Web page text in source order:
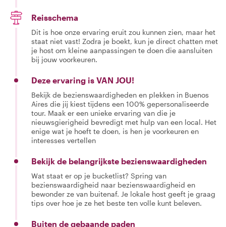
Reisschema
Dit is hoe onze ervaring eruit zou kunnen zien, maar het
staat niet vast! Zodra je boekt, kun je direct chatten met
je host om kleine aanpassingen te doen die aansluiten
bij jouw voorkeuren.
Deze ervaring is VAN JOU!
Bekijk de bezienswaardigheden en plekken in Buenos
Aires die jij kiest tijdens een 100% gepersonaliseerde
tour. Maak er een unieke ervaring van die je
nieuwsgierigheid bevredigt met hulp van een local. Het
enige wat je hoeft te doen, is hen je voorkeuren en
interesses vertellen
Bekijk de belangrijkste bezienswaardigheden
Wat staat er op je bucketlist? Spring van
bezienswaardigheid naar bezienswaardigheid en
bewonder ze van buitenaf. Je lokale host geeft je graag
tips over hoe je ze het beste ten volle kunt beleven.
Buiten de gebaande paden